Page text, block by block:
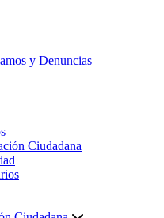
y Denuncias
Ciudadana